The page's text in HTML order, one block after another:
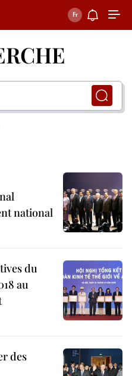
national
du
au
des